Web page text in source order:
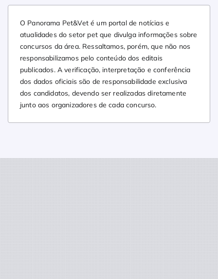
O Panorama Pet&Vet é um portal de notícias e
atualidades do setor pet que divulga informações sobre
concursos da área. Ressaltamos, porém, que não nos
responsabilizamos pelo conteúdo dos editais
publicados. A verificação, interpretação e conferência
dos dados oficiais são de responsabilidade exclusiva
dos candidatos, devendo ser realizadas diretamente
junto aos organizadores de cada concurso.